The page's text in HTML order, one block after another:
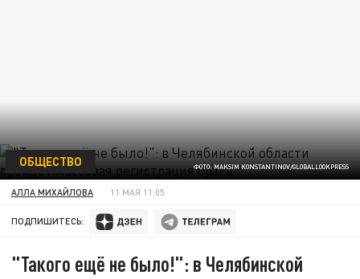
ФОТО: MAKSIM KONSTANTINOV/GLOBALLOOKPRESS
ОБЩЕСТВО
АЛЛА МИХАЙЛОВА 11 МАЯ 11:05
ПОДПИШИТЕСЬ:
"Такого ещё не было!": в Челябинской